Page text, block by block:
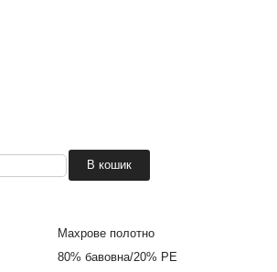
Махрове полотно
80% бавовна/20% PE